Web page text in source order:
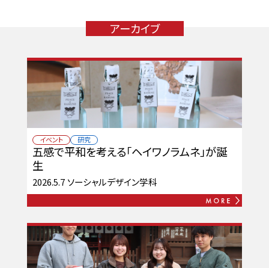
アーカイブ
イベント 研究
五感で平和を考える「ヘイワノラムネ」が誕
生
2026.5.7 ソーシャルデザイン学科